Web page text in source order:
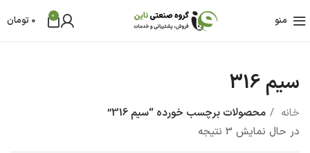
منو 0
0 تومان
سیم 316
خانه
محصولات برچسب خورده “سیم 316”
در حال نمایش 3 نتیجه